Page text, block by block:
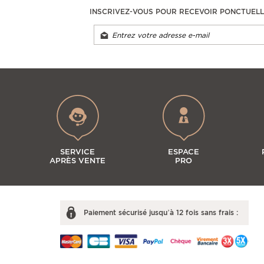
INSCRIVEZ-VOUS POUR RECEVOIR
SERVICE
APRÈS VENTE
ESPACE
PRO
Paiement sécurisé jusqu’à 12 fois sans frais :